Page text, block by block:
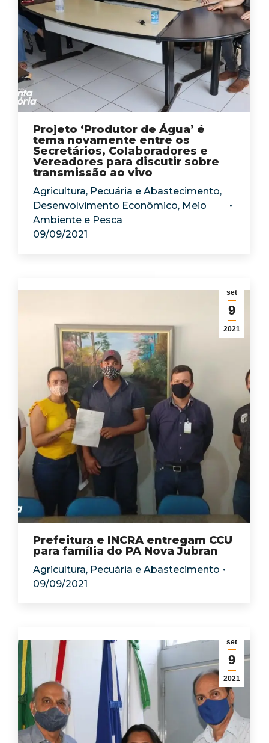
Projeto ‘Produtor de Água’ é
tema novamente entre os
Secretários, Colaboradores e
Vereadores para discutir sobre
transmissão ao vivo
Agricultura, Pecuária e Abastecimento,
Desenvolvimento Econômico, Meio
Ambiente e Pesca
09/09/2021
set
9
2021
Prefeitura e INCRA entregam CCU
para família do PA Nova Jubran
Agricultura, Pecuária e Abastecimento
09/09/2021
set
9
2021